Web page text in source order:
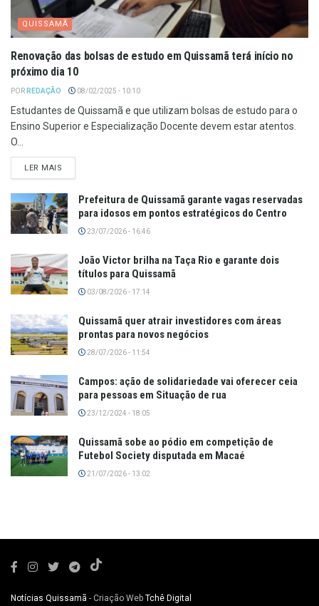
QUISSAMÃ
Renovação das bolsas de estudo em Quissamã terá início no
próximo dia 10
POR REDAÇÃO 08/02/2025 - 10:10
Estudantes de Quissamã e que utilizam bolsas de estudo para o
Ensino Superior e Especialização Docente devem estar atentos.
O...
LER MAIS
Prefeitura de Quissamã garante vagas reservadas
para idosos em pontos estratégicos do Centro
23/07/2026 - 16:46
João Victor brilha na Taça Rio e garante dois
títulos para Quissamã
03/08/2026 - 17:14
Quissamã quer atrair investidores com áreas
prontas para novos negócios
28/07/2026 - 11:54
Campos: ação de solidariedade vai oferecer ceia
para pessoas em Situação de rua
23/12/2024 - 18:05
Quissamã sobe ao pódio em competição de
Futebol Society disputada em Macaé
21/07/2026 - 13:02
Notícias Quissamã - Criação Web Tchê Digital